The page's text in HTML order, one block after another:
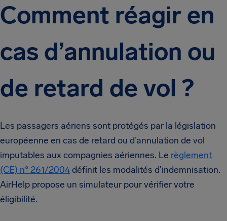
Comment réagir en
cas d’annulation ou
de retard de vol ?
Les passagers aériens sont protégés par la législation
européenne en cas de retard ou d’annulation de vol
imputables aux compagnies aériennes. Le règlement
(CE) n° 261/2004définit les modalités d’indemnisation.
AirHelp propose un simulateur pour vérifier votre
éligibilité.